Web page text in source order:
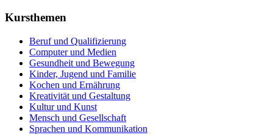
Kursthemen
Beruf und Qualifizierung
Computer und Medien
Gesundheit und Bewegung
Kinder, Jugend und Familie
Kochen und Ernährung
Kreativität und Gestaltung
Kultur und Kunst
Mensch und Gesellschaft
Sprachen und Kommunikation